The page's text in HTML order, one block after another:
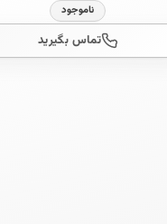
ناموجود
تماس بگیرید